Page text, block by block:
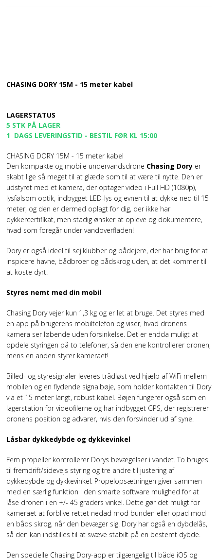
CHASING DORY 15M - 15 meter kabel
LAGERSTATUS
5 STK PÅ LAGER
1 DAGS LEVERINGSTID - BESTIL FØR KL 15:00
CHASING DORY 15M - 15 meter kabel
Den kompakte og mobile undervandsdrone Chasing Doryer
skabt lige så meget til at glæde som til at være til nytte. Den er
udstyret med et kamera, der optager video i Full HD (1080p),
lysfølsom optik, indbygget LED-lys og evnen til at dykke ned til 15
meter, og den er dermed oplagt for dig, der ikke har
dykkercertifikat, men stadig ønsker at opleve og dokumentere,
hvad som foregår under vandoverfladen!
Dory er også ideel til sejlklubber og bådejere, der har brug for at
inspicere havne, bådbroer og bådskrog uden, at det kommer til
at koste dyrt.
Styres nemt med din mobil
Chasing Dory vejer kun 1,3 kg og er let at bruge. Det styres med
en app på brugerens mobiltelefon og viser, hvad dronens
kamera ser løbende uden forsinkelse. Det er endda muligt at
opdele styringen på to telefoner, så den ene kontrollerer dronen,
mens en anden styrer kameraet!
Billed- og styresignaler leveres trådløst ved hjælp af WiFi mellem
mobilen og en flydende signalbøje, som holder kontakten til Dory
via et 15 meter langt, robust kabel. Bøjen fungerer også som en
lagerstation for videofilerne og har indbygget GPS, der registrerer
dronens position og advarer, hvis den forsvinder ud af syne.
Låsbar dykkedybde og dykkevinkel
Fem propeller kontrollerer Dorys bevægelser i vandet. To bruges
til fremdrift/sidevejs styring og tre andre til justering af
dykkedybde og dykkevinkel. Propelopsætningen giver sammen
med en særlig funktion i den smarte software mulighed for at
låse dronen i en +/- 45 graders vinkel. Dette gør det muligt for
kameraet at forblive rettet nedad mod bunden eller opad mod
en båds skrog, når den bevæger sig. Dory har også en dybdelås,
så den kan indstilles til at svæve stabilt på en bestemt dybde.
Den specielle Chasing Dory-app er tilgængelig til både iOS og